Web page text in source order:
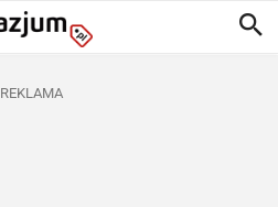
REKLAMA